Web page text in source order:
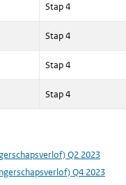
Stap 4
Stap 4
Stap 4
Stap 4
Q2 2023
Q4 2023